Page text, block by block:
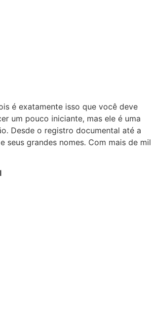
é exatamente isso que você deve
um pouco iniciante, mas ele é uma
Desde o registro documental até a
grandes nomes. Com mais de mil